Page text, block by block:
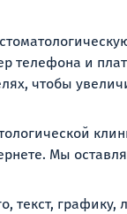
телефона и
чтобы
Мы
текст,